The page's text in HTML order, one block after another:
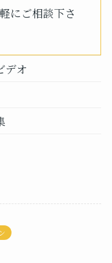
にご相談下さ
デオ